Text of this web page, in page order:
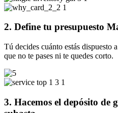
2. Define tu presupuesto
Tú decides cuánto estás dispuesto
que no te pases ni te quedes corto.
3. Hacemos el depósito